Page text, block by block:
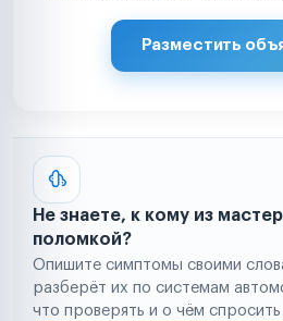
Разместить
Не знаете, к кому из
поломкой?
Опишите симптомы своими
разберёт их по системам
что проверять и о чём